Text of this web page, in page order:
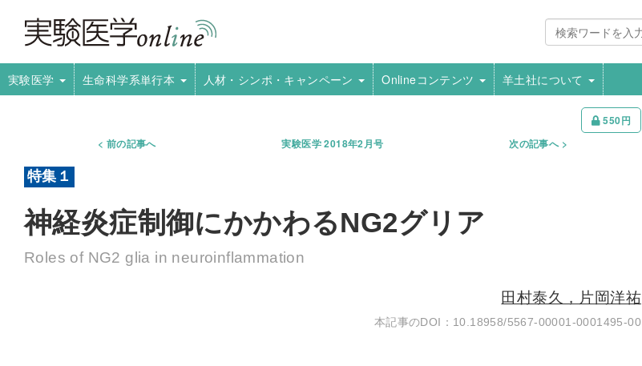
実験医学 生命科学系単行本 人材・シンポ・キャンペーン Onlineコンテンツ 羊土社について
550円
前の記事へ
実験医学 2018年2月号 次の記事へ
神経炎症制御にかかわるNG2グリア
Roles of NG2 glia in neuroinflammation
田村泰久，片岡洋祐
10.18958/5567-00001-0001495-00